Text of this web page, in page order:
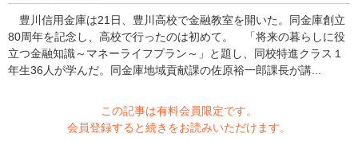
豊川信用金庫は21日、豊川高校で金融教室を開いた。同金庫創立
80周年を記念し、高校で行ったのは初めて。 「将来の暮らしに役
立つ金融知識～マネーライフプラン～」と題し、同校特進クラス１
年生36人が学んだ。同金庫地域貢献課の佐原裕一郎課長が講...
この記事は有料会員限定です。
会員登録すると続きをお読みいただけます。